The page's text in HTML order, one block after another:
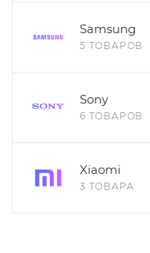
Samsung
5 ТОВАРОВ
Sony
6 ТОВАРОВ
Xiaomi
3 ТОВАРА